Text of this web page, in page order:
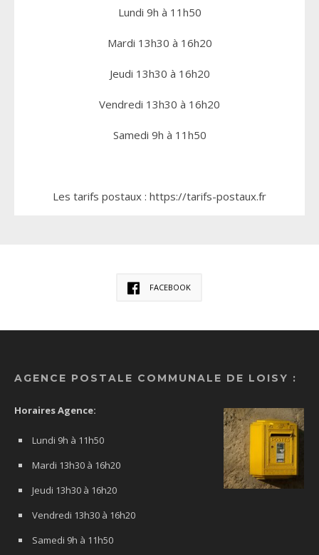
Lundi 9h à 11h50
Mardi 13h30 à 16h20
Jeudi 13h30 à 16h20
Vendredi 13h30 à 16h20
Samedi 9h à 11h50
Les tarifs postaux : https://tarifs-postaux.fr
FACEBOOK
AGENCE POSTALE COMMUNALE DE LOISY :
Horaires Agence:
Lundi 9h à 11h50
Mardi 13h30 à 16h20
Jeudi 13h30 à 16h20
Vendredi 13h30 à 16h20
Samedi 9h à 11h50